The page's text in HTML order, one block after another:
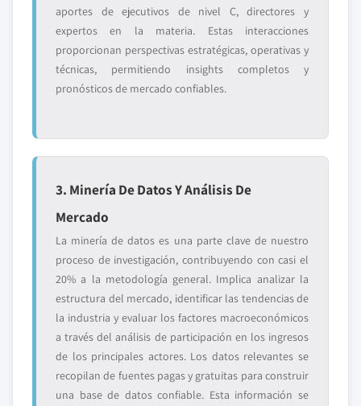
aportes de ejecutivos de nivel C, directores y
expertos en la materia. Estas interacciones
proporcionan perspectivas estratégicas, operativas y
técnicas, permitiendo insights completos y
pronósticos de mercado confiables.
3. Minería De Datos Y Análisis De
Mercado
La minería de datos es una parte clave de nuestro
proceso de investigación, contribuyendo con casi el
20% a la metodología general. Implica analizar la
estructura del mercado, identificar las tendencias de
la industria y evaluar los factores macroeconómicos
a través del análisis de participación en los ingresos
de los principales actores. Los datos relevantes se
recopilan de fuentes pagas y gratuitas para construir
una base de datos confiable. Esta información se